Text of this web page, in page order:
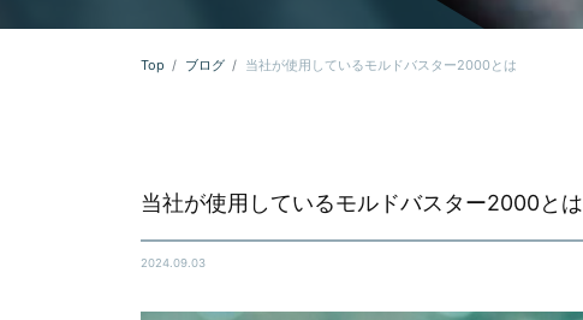
Top ブログ 当社が使用しているモルドバスター2000とは
当社が使用しているモルドバスター2000とは
2024.09.03